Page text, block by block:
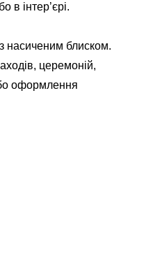
в інтер’єрі.
насиченим блиском.
церемоній,
оформлення